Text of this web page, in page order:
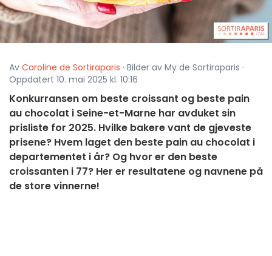
Av Caroline de Sortiraparis · Bilder av My de Sortiraparis ·
Oppdatert 10. mai 2025 kl. 10:16
Konkurransen om beste croissant og beste pain
au chocolat i Seine-et-Marne har avduket sin
prisliste for 2025. Hvilke bakere vant de gjeveste
prisene? Hvem laget den beste pain au chocolat i
departementet i år? Og hvor er den beste
croissanten i 77? Her er resultatene og navnene på
de store vinnerne!